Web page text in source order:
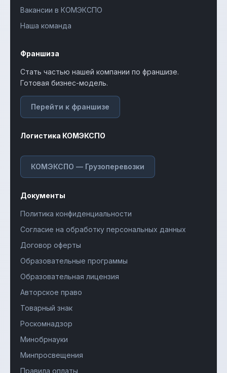
Вакансии в КОМЭКСПО
Наша команда
Франшиза
Стать частью нашей компании по франшизе.
Готовая бизнес-модель.
Перейти к франшизе
Логистика КОМЭКСПО
КОМЭКСПО — Грузоперевозки
Документы
Политика конфиденциальности
Согласие на обработку персональных данных
Договор оферты
Образовательные программы
Образовательная лицензия
Авторское право
Товарный знак
Роскомнадзор
Минобрнауки
Минпросвещения
Правила оплаты